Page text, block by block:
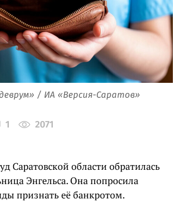
/ ИА «Версия-Саратов»
1 2071
Саратовской области обратилась
Энгельса. Она попросила
признать её банкротом.